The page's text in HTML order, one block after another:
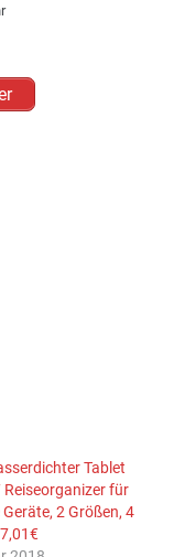
Tablet
für
2 Größen, 4